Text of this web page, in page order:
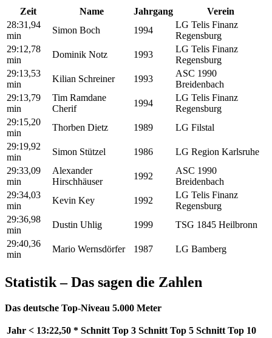
Zeit Name Jahrgang
Verein
28:31,94
min
Simon Boch 1994
LG Telis Finanz
Regensburg
29:12,78
min
Dominik Notz 1993
LG Telis Finanz
Regensburg
29:13,53
min
Kilian Schreiner 1993
ASC 1990
Breidenbach
29:13,79
min
Tim Ramdane
Cherif
1994
LG Telis Finanz
Regensburg
29:15,20
min
Thorben Dietz 1989
LG Filstal
29:19,92
min
Simon Stützel 1986
LG Region Karlsruhe
29:33,09
min
Alexander
Hirschhäuser
1992
ASC 1990
Breidenbach
29:34,03
min
Kevin Key 1992
LG Telis Finanz
Regensburg
29:36,98
min
Dustin Uhlig 1999
TSG 1845 Heilbronn
29:40,36
min
Mario Wernsdörfer 1987 LG Bamberg
Statistik ­– Das sagen die Zahlen
Das deutsche Top­-Niveau 5.000 Meter
Jahr < 13:22,50 * Schnitt Top 3 Schnitt Top 5 Schnitt Top 10